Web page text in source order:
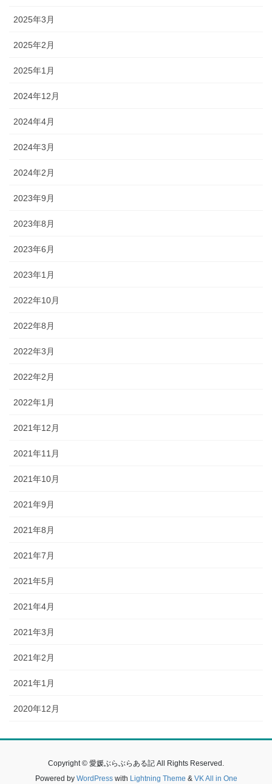
2025年3月
2025年2月
2025年1月
2024年12月
2024年4月
2024年3月
2024年2月
2023年9月
2023年8月
2023年6月
2023年1月
2022年10月
2022年8月
2022年3月
2022年2月
2022年1月
2021年12月
2021年11月
2021年10月
2021年9月
2021年8月
2021年7月
2021年5月
2021年4月
2021年3月
2021年2月
2021年1月
2020年12月
Copyright © 愛媛ぶらぶらある記 All Rights Reserved.
Powered by WordPresswith Lightning Theme & VK All in One